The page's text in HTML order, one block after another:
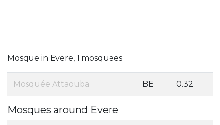
Mosque in Evere, 1 mosquees
Mosquée Attaouba BE 0.32
Mosques around Evere